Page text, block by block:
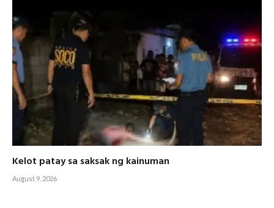
Kelot patay sa saksak ng kainuman
August 9, 2026